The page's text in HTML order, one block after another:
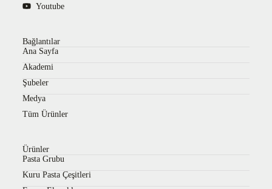
Youtube
Bağlantılar
Ana Sayfa
Akademi
Şubeler
Medya
Tüm Ürünler
Ürünler
Pasta Grubu
Kuru Pasta Çeşitleri